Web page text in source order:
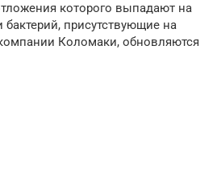
которого выпадают на
присутствующие на
Коломаки, обновляются